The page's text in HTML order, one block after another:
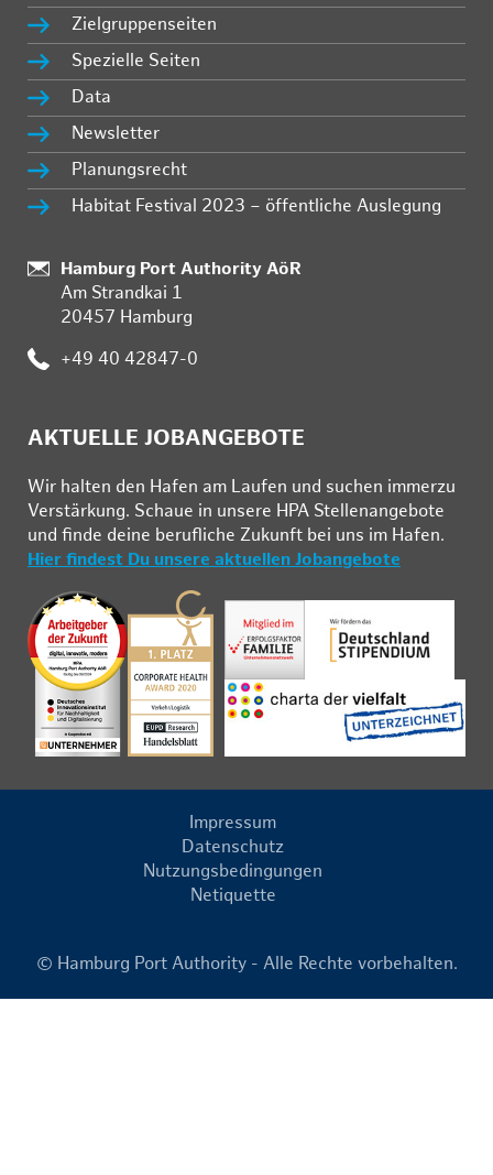
Zielgruppenseiten
Spezielle Seiten
Data
Newsletter
Planungsrecht
Habitat Festival 2023 – öffentliche Auslegung
Standort:
Hamburg Port Authority AöR
Am Strandkai 1
20457 Hamburg
Telefon:
+49 40 42847-0
AKTUELLE JOBANGEBOTE
Wir hal­ten den Ha­fen am Lau­fen und su­chen im­mer­zu
Ver­stär­kung. Schau­e in un­se­re HPA Stel­len­an­ge­bo­te
und fin­de deine be­ruf­li­che Zu­kunft bei uns im Ha­fen.
Hier findest Du unsere aktuellen Jobangebote
Impressum
Datenschutz
Nutzungsbedingungen
Netiquette
© Hamburg Port Authority - Alle Rechte vorbehalten.